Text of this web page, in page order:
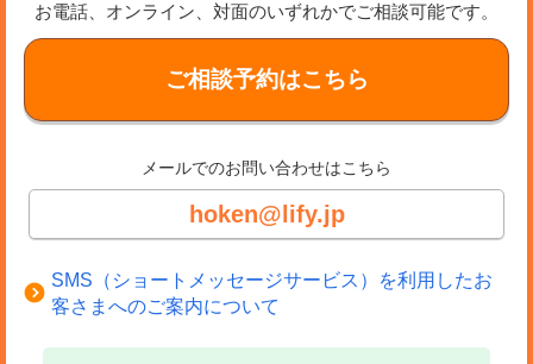
お電話、オンライン、対面のいずれかでご相談可能です。
ご相談予約はこちら
メールでのお問い合わせはこちら
hoken@lify.jp
SMS（ショートメッセージサービス）を利用したお
客さまへのご案内について